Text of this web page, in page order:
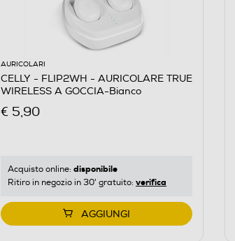
AURICOLARI
CELLY - FLIP2WH - AURICOLARE TRUE
WIRELESS A GOCCIA-Bianco
€ 5,90
Acquisto online: disponibile
Ritiro in negozio in 30' gratuito: verifica
AGGIUNGI